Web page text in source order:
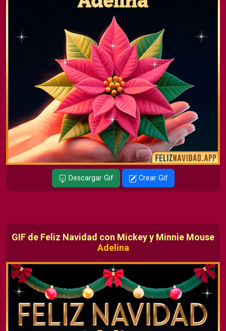
Descargar Gif Crear Gif
GIF de Feliz Navidad con Mickey y Minnie Mouse
Adelina